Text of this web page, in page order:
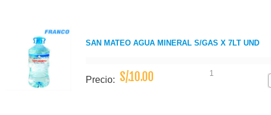
SAN MATEO AGUA MINERAL S/GAS X 7LT UND
Precio: S/.10.00 1